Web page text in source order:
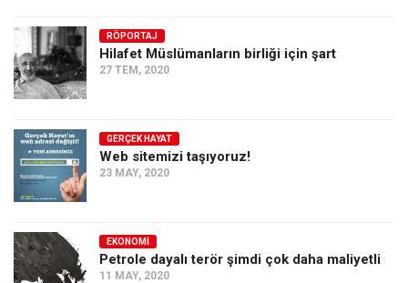
RÖPORTAJ
Hilafet Müslümanların birliği için şart
27 TEM, 2020
GERÇEK HAYAT
Web sitemizi taşıyoruz!
23 MAY, 2020
EKONOMI
Petrole dayalı terör şimdi çok daha maliyetli
11 MAY, 2020